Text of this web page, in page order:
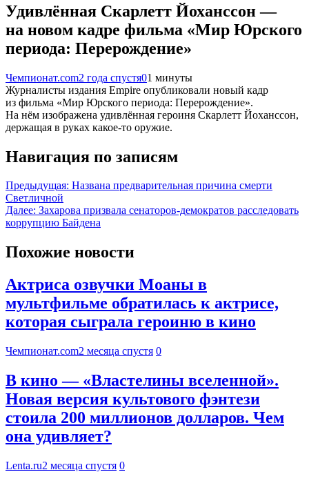
Удивлённая Скарлетт Йоханссон —
на новом кадре фильма «Мир Юрского
периода: Перерождение»
Чемпионат.com2 года спустя01 минуты
Журналисты издания Empire опубликовали новый кадр
из фильма «Мир Юрского периода: Перерождение».
На нём изображена удивлённая героиня Скарлетт Йоханссон,
держащая в руках какое-то оружие.
Навигация по записям
Предыдущая: Названа предварительная причина смерти
Светличной
Далее: Захарова призвала сенаторов-демократов расследовать
коррупцию Байдена
Похожие новости
Актриса озвучки Моаны в
мультфильме обратилась к актрисе,
которая сыграла героиню в кино
Чемпионат.com2 месяца спустя 0
В кино — «Властелины вселенной».
Новая версия культового фэнтези
стоила 200 миллионов долларов. Чем
она удивляет?
Lenta.ru2 месяца спустя 0